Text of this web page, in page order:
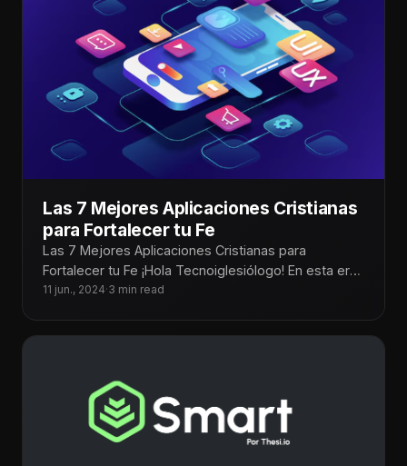
Las 7 Mejores Aplicaciones Cristianas
para Fortalecer tu Fe
Las 7 Mejores Aplicaciones Cristianas para
Fortalecer tu Fe ¡Hola Tecnoiglesiólogo! En esta era
digital, las aplicaciones móviles se han
11 jun., 2024·3 min read